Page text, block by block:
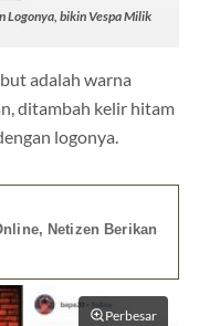
Logonya, bikin Vespa Milik
adalah warna
ditambah kelir hitam
logonya.
Netizen Berikan
Perbesar